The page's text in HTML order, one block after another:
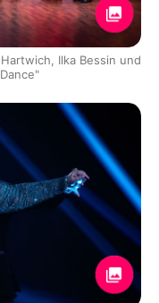
Ilka Bessin und